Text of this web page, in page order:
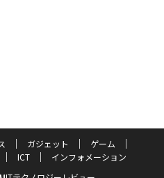
ガジェット
ゲーム
ICT
インフォメーション